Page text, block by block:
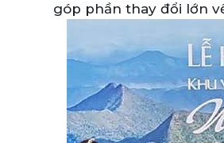
góp phần thay đổi lớn